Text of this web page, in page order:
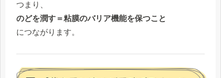
つまり、
のどを潤す＝粘膜のバリア機能を保つこと
につながります。